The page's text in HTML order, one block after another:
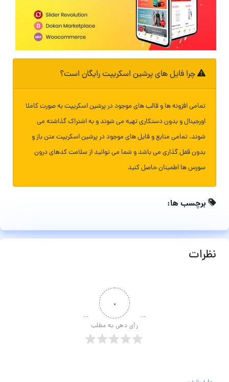
چرا فایل های پرشین اسکریپت رایگان است؟
تمامی افزونه ها و قالب های موجود در پرشین اسکریپت به صورت کاملا
اورجینال و بدون دستکاری تهیه می شوند و به اشتراک گذاشته می
شوند. تمامی منابع و فایل های موجود در پرشین اسکریپت متن باز و
بدون قفل گذاری می باشد و شما می توانید از سلامت کدهای درون
سورس ها اطمینان حاصل کنید
برچسب ها:
نظرات
۰
رأی دهی به مطلب